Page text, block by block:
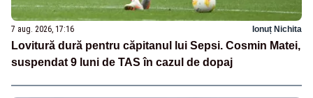
7 aug. 2026, 17:16 Ionuț Nichita
Lovitură dură pentru căpitanul lui Sepsi. Cosmin Matei,
suspendat 9 luni de TAS în cazul de dopaj